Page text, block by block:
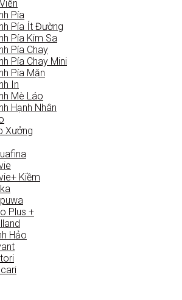
Pía
Pía Ít Đường
Pía Kim Sa
Pía Chay
Pía Chay Mini
Pía Mặn
In
Mè Láo
Hạnh Nhân
Xưởng
Kiềm
Plus +
Hảo